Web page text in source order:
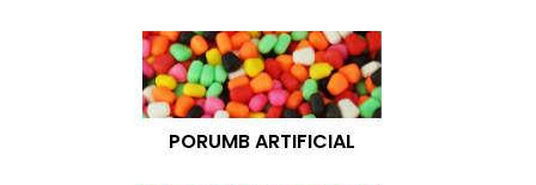
PORUMB ARTIFICIAL